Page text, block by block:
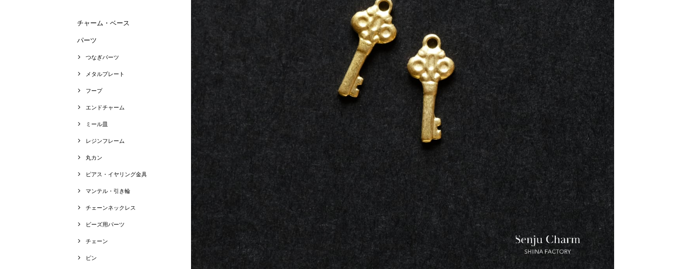
チャーム・ベース
パーツ
つなぎパーツ
メタルプレート
フープ
エンドチャーム
ミール皿
レジンフレーム
丸カン
ピアス・イヤリング金具
マンテル・引き輪
チェーンネックレス
ビーズ用パーツ
チェーン
ピン